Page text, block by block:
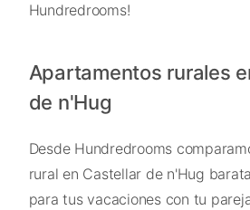
Hundredrooms!
Apartamentos rurales
de n'Hug
Desde Hundredrooms
rural en Castellar de n'Hug
para tus vacaciones con tu